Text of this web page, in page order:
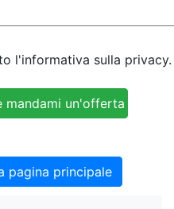
l'informativa sulla privacy.
pagina principale